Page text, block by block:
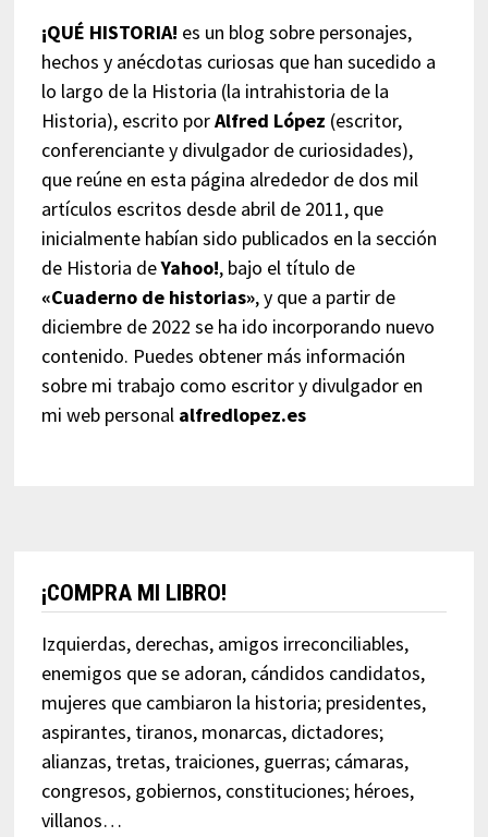
¡QUÉ HISTORIA! es un blog sobre personajes,
hechos y anécdotas curiosas que han sucedido a
lo largo de la Historia (la intrahistoria de la
Historia), escrito porAlfred López (escritor,
conferenciante y divulgador de curiosidades),
que reúne en esta página alrededor de dos mil
artículos escritos desde abril de 2011, que
inicialmente habían sido publicados en la sección
de Historia deYahoo!, bajo el título de
«Cuaderno de historias», y que a partir de
diciembre de 2022 se ha ido incorporando nuevo
contenido. Puedes obtener más información
sobre mi trabajo como escritor y divulgador en
mi web personal alfredlopez.es
¡COMPRA MI LIBRO!
Izquierdas, derechas, amigos irreconciliables,
enemigos que se adoran, cándidos candidatos,
mujeres que cambiaron la historia; presidentes,
aspirantes, tiranos, monarcas, dictadores;
alianzas, tretas, traiciones, guerras; cámaras,
congresos, gobiernos, constituciones; héroes,
villanos…